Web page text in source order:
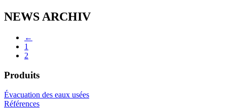
NEWS ARCHIV
←
1
2
Produits
Évacuation des eaux usées
Références